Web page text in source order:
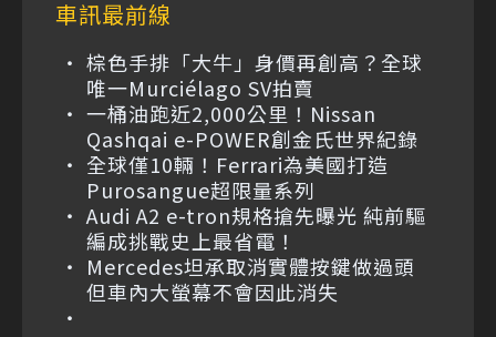
車訊最前線
棕色手排「大牛」身價再創高？全球
唯一Murciélago SV拍賣
一桶油跑近2,000公里！Nissan
Qashqai e-POWER創金氏世界紀錄
全球僅10輛！Ferrari為美國打造
Purosangue超限量系列
Audi A2 e-tron規格搶先曝光 純前驅
編成挑戰史上最省電！
Mercedes坦承取消實體按鍵做過頭
但車內大螢幕不會因此消失